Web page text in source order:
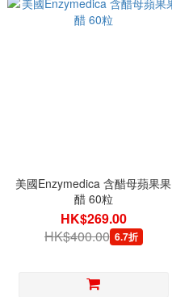
美國Enzymedica 含醋母蘋果果
醋 60粒
HK$269.00
HK$400.00 6.7折